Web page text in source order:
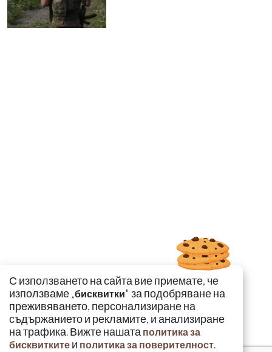
С използването на сайта вие приемате, че
използваме „бисквитки" за подобряване на
преживяването, персонализиране на
съдържанието и рекламите, и анализиране
на трафика. Вижте нашата политика за
бисквитките и политика за поверителност.